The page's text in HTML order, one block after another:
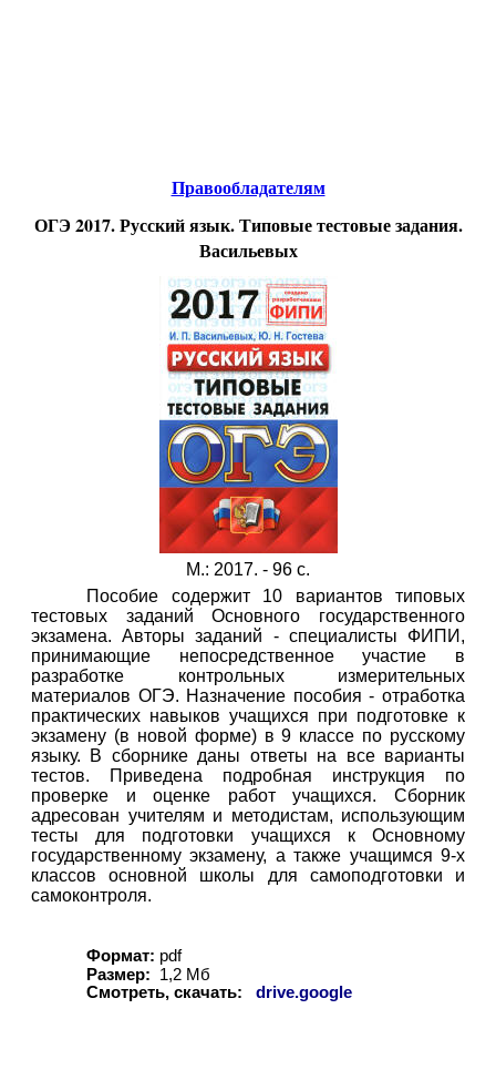
Правообладателям
ОГЭ 2017. Русский язык. Типовые тестовые задания.
Васильевых
М.: 2017. - 96 с.
Пособие содержит 10 вариантов типовых
тестовых заданий Основного государственного
экзамена. Авторы заданий - специалисты ФИПИ,
принимающие непосредственное участие в
разработке контрольных измерительных
материалов ОГЭ. Назначение пособия - отработка
практических навыков учащихся при подготовке к
экзамену (в новой форме) в 9 классе по русскому
языку. В сборнике даны ответы на все варианты
тестов. Приведена подробная инструкция по
проверке и оценке работ учащихся. Сборник
адресован учителям и методистам, использующим
тесты для подготовки учащихся к Основному
государственному экзамену, а также учащимся 9-х
классов основной школы для самоподготовки и
самоконтроля.
Формат: pdf
Размер:
1,2 Мб
Смотреть, скачать:
drive.google